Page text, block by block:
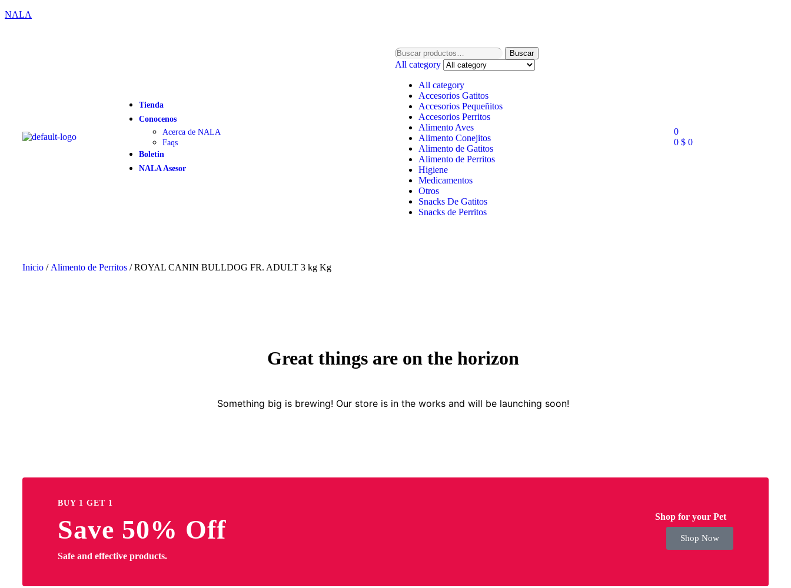
NALA
Tienda
Conocenos
Acerca de NALA
Faqs
Boletin
NALA Asesor
Buscar
All category
All category
Accesorios Gatitos
Accesorios Pequeñitos
Accesorios Perritos
Alimento Aves
Alimento Conejitos
Alimento de Gatitos
Alimento de Perritos
Higiene
Medicamentos
Otros
Snacks De Gatitos
Snacks de Perritos
0
0 $0
Inicio / Alimento de Perritos / ROYAL CANIN BULLDOG FR. ADULT 3 kg Kg
Great things are on the horizon
Something big is brewing! Our store is in the works and will be launching soon!
BUY 1 GET 1
Save 50% Off
Safe and effective products.
Shop for your Pet
Shop Now